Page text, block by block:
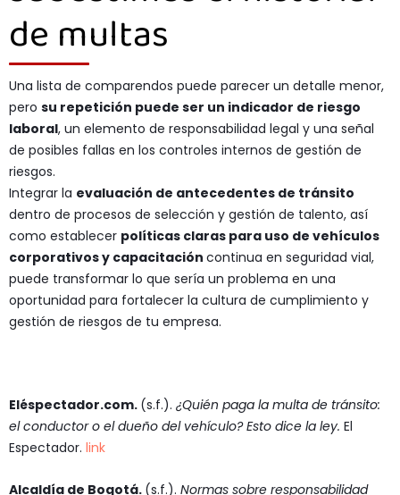
de multas
Una lista de comparendos puede parecer un detalle menor,
pero su repetición puede ser un indicador de riesgo
laboral, un elemento de responsabilidad legal y una señal
de posibles fallas en los controles internos de gestión de
riesgos.
Integrar la evaluación de antecedentes de tránsito
dentro de procesos de selección y gestión de talento, así
como establecer políticas claras para uso de vehículos
corporativos y capacitación continua en seguridad vial,
puede transformar lo que sería un problema en una
oportunidad para fortalecer la cultura de cumplimiento y
gestión de riesgos de tu empresa.
Eléspectador.com. (s.f.). ¿Quién paga la multa de tránsito:
el conductor o el dueño del vehículo? Esto dice la ley. El
Espectador. link
Alcaldía de Bogotá. (s.f.). Normas sobre responsabilidad